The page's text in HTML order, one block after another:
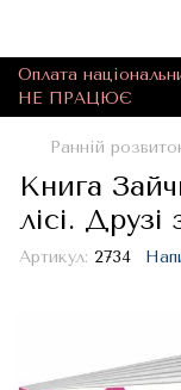
Оплата
НЕ ПРАЦЮЄ
Ранній
Книга
лісі. Друзі
Артикул: 2734